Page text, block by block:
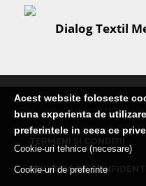
Dialog Textil
Publicatie editata
POLITICA DE
Acest website foloseste
buna experienta de
preferintele in ceea ce
Cookie-uri tehnice (necesare)
Cookie-uri de preferinte